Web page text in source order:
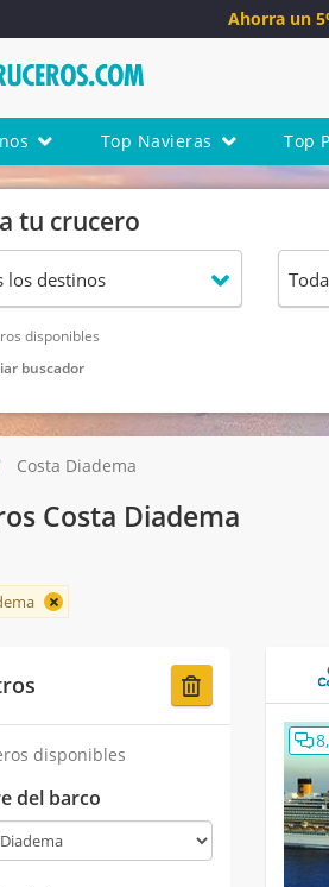
Ahorra un
Top Navieras Top
tu crucero
disponibles
buscador
Costa Diadema
Costa Diadema
disponibles
del barco